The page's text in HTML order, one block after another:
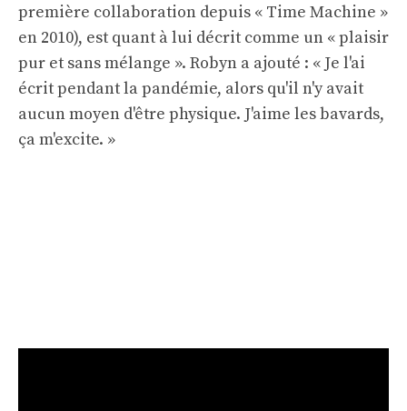
première collaboration depuis « Time Machine »
en 2010), est quant à lui décrit comme un « plaisir
pur et sans mélange ». Robyn a ajouté : « Je l'ai
écrit pendant la pandémie, alors qu'il n'y avait
aucun moyen d'être physique. J'aime les bavards,
ça m'excite. »